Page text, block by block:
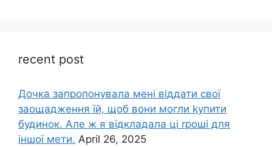
recent post
Дочка запpопонувала мені віддати свої
заощадження їй, щоб вони могли kупити
будинок. Але ж я відкладала ці rроші для
іншої мети. April 26, 2025